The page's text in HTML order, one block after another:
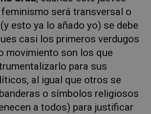
será transversal o
esto ya lo añado yo) se debe
casi los primeros verdugos
movimiento son los que
para sus
al igual que otros se
o símbolos religiosos
a todos) para justificar